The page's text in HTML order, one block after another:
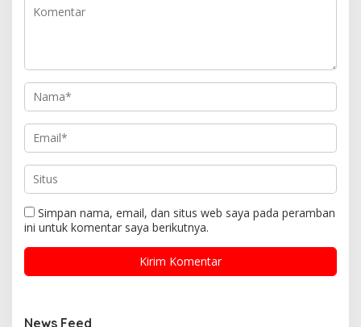
Simpan nama, email, dan situs web saya pada peramban
ini untuk komentar saya berikutnya.
News Feed